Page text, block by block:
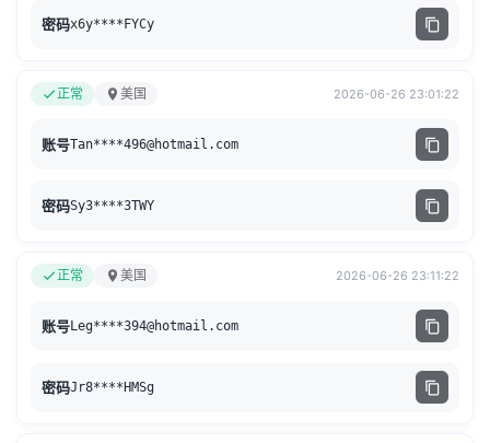
密码x6y****FYCy
正常 美国 2026-06-26 23:01:22
账号Tan****496@hotmail.com
密码Sy3****3TWY
正常 美国 2026-06-26 23:11:22
账号Leg****394@hotmail.com
密码Jr8****HMSg